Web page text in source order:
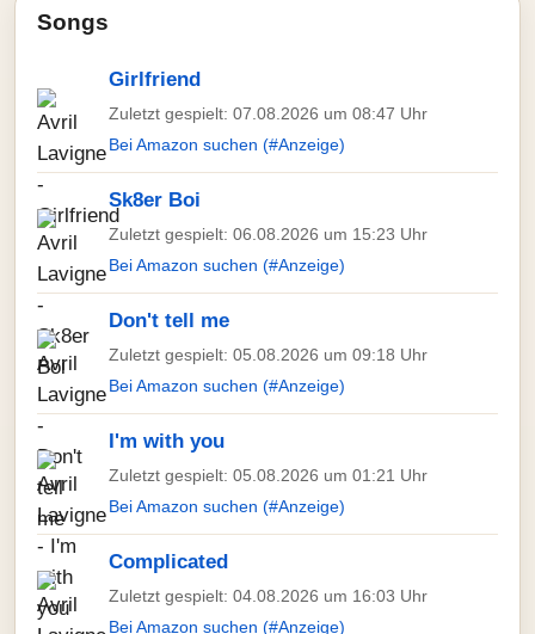
Songs
Girlfriend
Zuletzt gespielt: 07.08.2026 um 08:47 Uhr
Bei Amazon suchen (#Anzeige)
Sk8er Boi
Zuletzt gespielt: 06.08.2026 um 15:23 Uhr
Bei Amazon suchen (#Anzeige)
Don't tell me
Zuletzt gespielt: 05.08.2026 um 09:18 Uhr
Bei Amazon suchen (#Anzeige)
I'm with you
Zuletzt gespielt: 05.08.2026 um 01:21 Uhr
Bei Amazon suchen (#Anzeige)
Complicated
Zuletzt gespielt: 04.08.2026 um 16:03 Uhr
Bei Amazon suchen (#Anzeige)